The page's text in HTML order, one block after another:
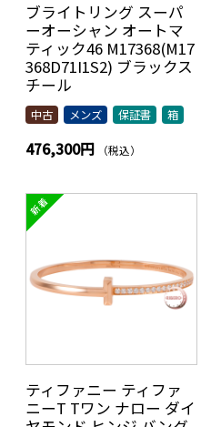
ブライトリング スーパ
ーオーシャン オートマ
ティック46 M17368(M17
368D71I1S2) ブラックス
チール
中古 メンズ 保証書 箱
476,300円 （税込）
ティファニー ティファ
ニーT Tワン ナロー ダイ